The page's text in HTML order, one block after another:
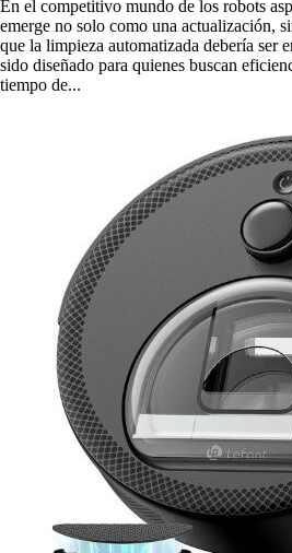
En el competitivo mundo de los robots
emerge no solo como una actualización,
que la limpieza automatizada debería ser
sido diseñado para quienes buscan
tiempo de...